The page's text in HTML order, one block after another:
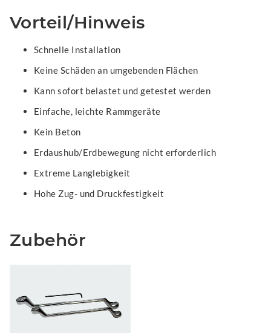
Vorteil/Hinweis
Schnelle Installation
Keine Schäden an umgebenden Flächen
Kann sofort belastet und getestet werden
Einfache, leichte Rammgeräte
Kein Beton
Erdaushub/Erdbewegung nicht erforderlich
Extreme Langlebigkeit
Hohe Zug- und Druckfestigkeit
Zubehör